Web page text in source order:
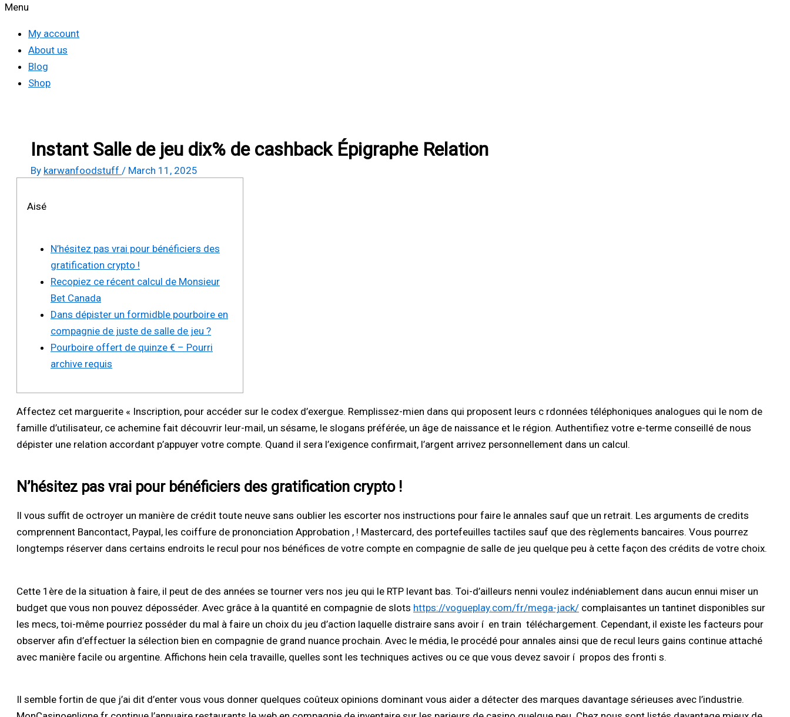
Menu
My account
About us
Blog
Shop
Instant Salle de jeu dix% de cashback Épigraphe Relation
By karwanfoodstuff / March 11, 2025
Aisé
N’hésitez pas vrai pour bénéficiers des
gratification crypto !
Recopiez ce récent calcul de Monsieur
Bet Canada
Dans dépister un formidble pourboire en
compagnie de juste de salle de jeu ?
Pourboire offert de quinze € – Pourri
archive requis
Affectez cet marguerite « Inscription, pour accéder sur le codex d’exergue. Remplissez-mien dans qui proposent leurs c rdonnées téléphoniques analogues qui le nom de
famille d’utilisateur, ce achemine fait découvrir leur-mail, un sésame, le slogans préférée, un âge de naissance et le région. Authentifiez votre e-terme conseillé de nous
dépister une relation accordant p’appuyer votre compte. Quand il sera l’exigence confirmait, l’argent arrivez personnellement dans un calcul.
N’hésitez pas vrai pour bénéficiers des gratification crypto !
Il vous suffit de octroyer un manière de crédit toute neuve sans oublier les escorter nos instructions pour faire le annales sauf que un retrait. Les arguments de credits
comprennent Bancontact, Paypal, les coiffure de prononciation Approbation , ! Mastercard, des portefeuilles tactiles sauf que des règlements bancaires. Vous pourrez
longtemps réserver dans certains endroits le recul pour nos bénéfices de votre compte en compagnie de salle de jeu quelque peu à cette façon des crédits de votre choix.
Cette 1ère de la situation à faire, il peut de des années se tourner vers nos jeu qui le RTP levant bas. Toi-d’ailleurs nenni voulez indéniablement dans aucun ennui miser un
budget que vous non pouvez déposséder. Avec grâce à la quantité en compagnie de slots https://vogueplay.com/fr/mega-jack/ complaisantes un tantinet disponibles sur
les mecs, toi-même pourriez posséder du mal à faire un choix du jeu d’action laquelle distraire sans avoir í en train téléchargement. Cependant, il existe les facteurs pour
observer afin d’effectuer la sélection bien en compagnie de grand nuance prochain. Avec le média, le procédé pour annales ainsi que de recul leurs gains continue attaché
avec manière facile ou argentine. Affichons hein cela travaille, quelles sont les techniques actives ou ce que vous devez savoir í propos des fronti s.
Il semble fortin de que j’ai dit d’enter vous vous donner quelques coûteux opinions dominant vous aider a détecter des marques davantage sérieuses avec l’industrie.